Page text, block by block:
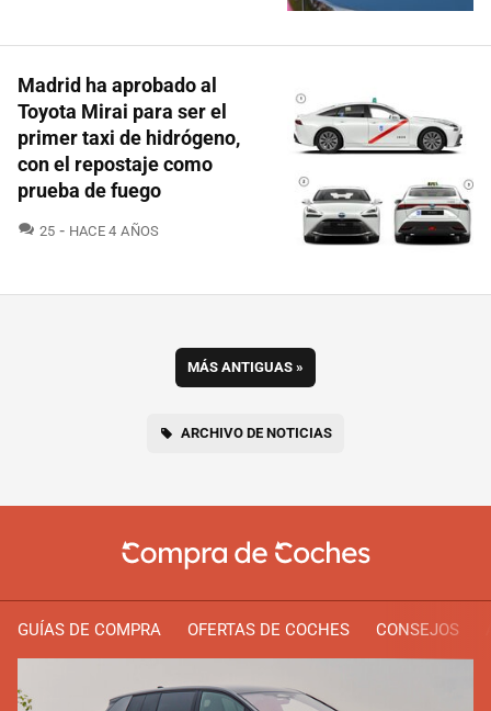
Madrid ha aprobado al
Toyota Mirai para ser el
primer taxi de hidrógeno,
con el repostaje como
prueba de fuego
25 COMENTARIOS
HACE 4 AÑOS
MÁS ANTIGUAS »
ARCHIVO DE NOTICIAS
GUÍAS DE COMPRA OFERTAS DE COCHES CONSEJOS